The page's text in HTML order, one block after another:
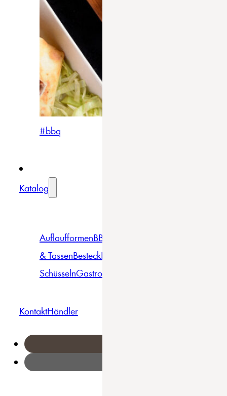
#bbq
Katalog
AuflaufformenBBQ
& TassenBesteckBowls &
SchüsselnGastro
KontaktHändler